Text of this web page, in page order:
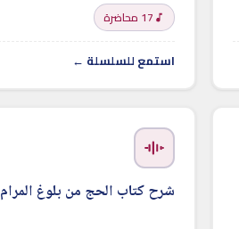
17 محاضرة
استمع للسلسلة ←
شرح كتاب الحج من بلوغ المرام